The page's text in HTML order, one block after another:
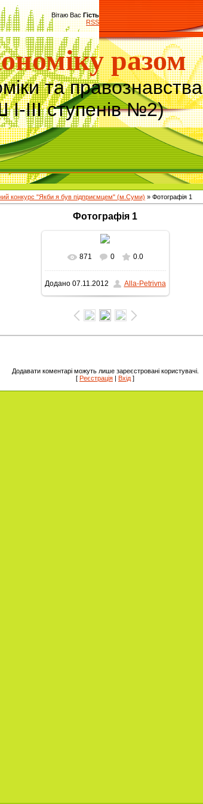
Вітаю Вас Гість
RSS
разом
та правознавства
ІІІ ступенів №2)
конкурс "Якби я був підприємцем" (м.Суми) » Фотографія 1
Фотографія 1
У реальному розмірі
1600x1200/ 107.7Kb
871 0 0.0
Додано07.11.2012 Alla-Petrivna
Додавати коментарі можуть лише зареєстровані користувачі.
[ Реєстрація | Вхід ]